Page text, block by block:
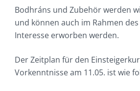
Bodhráns und Zubehör werden
und können auch im Rahmen
Interesse erworben werden.
Der Zeitplan für den
Vorkenntnisse am 11.05. ist wie